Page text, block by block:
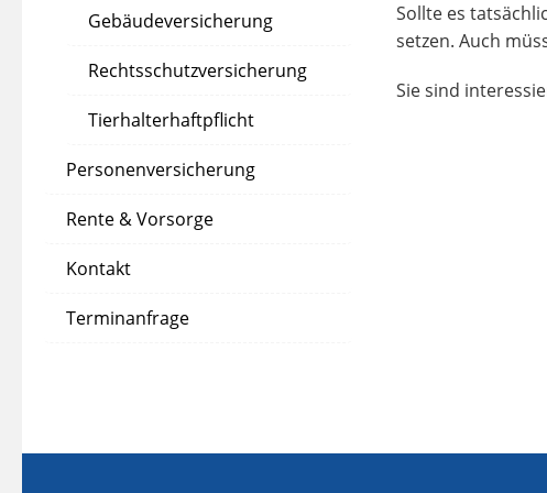
Gebäudeversicherung
Rechtsschutzversicherung
Tierhalterhaftpflicht
Personenversicherung
Rente & Vorsorge
Kontakt
Terminanfrage
Sollte es
setzen. Auch
Sie sind